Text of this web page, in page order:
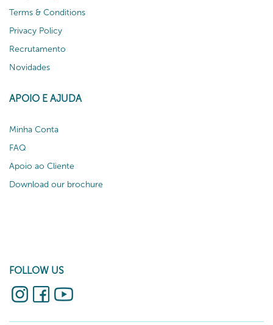
Terms & Conditions
Privacy Policy
Recrutamento
Novidades
APOIO E AJUDA
Minha Conta
FAQ
Apoio ao Cliente
Download our brochure
FOLLOW US